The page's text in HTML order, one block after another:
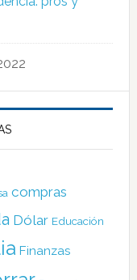
compras
Dólar Educación
Finanzas